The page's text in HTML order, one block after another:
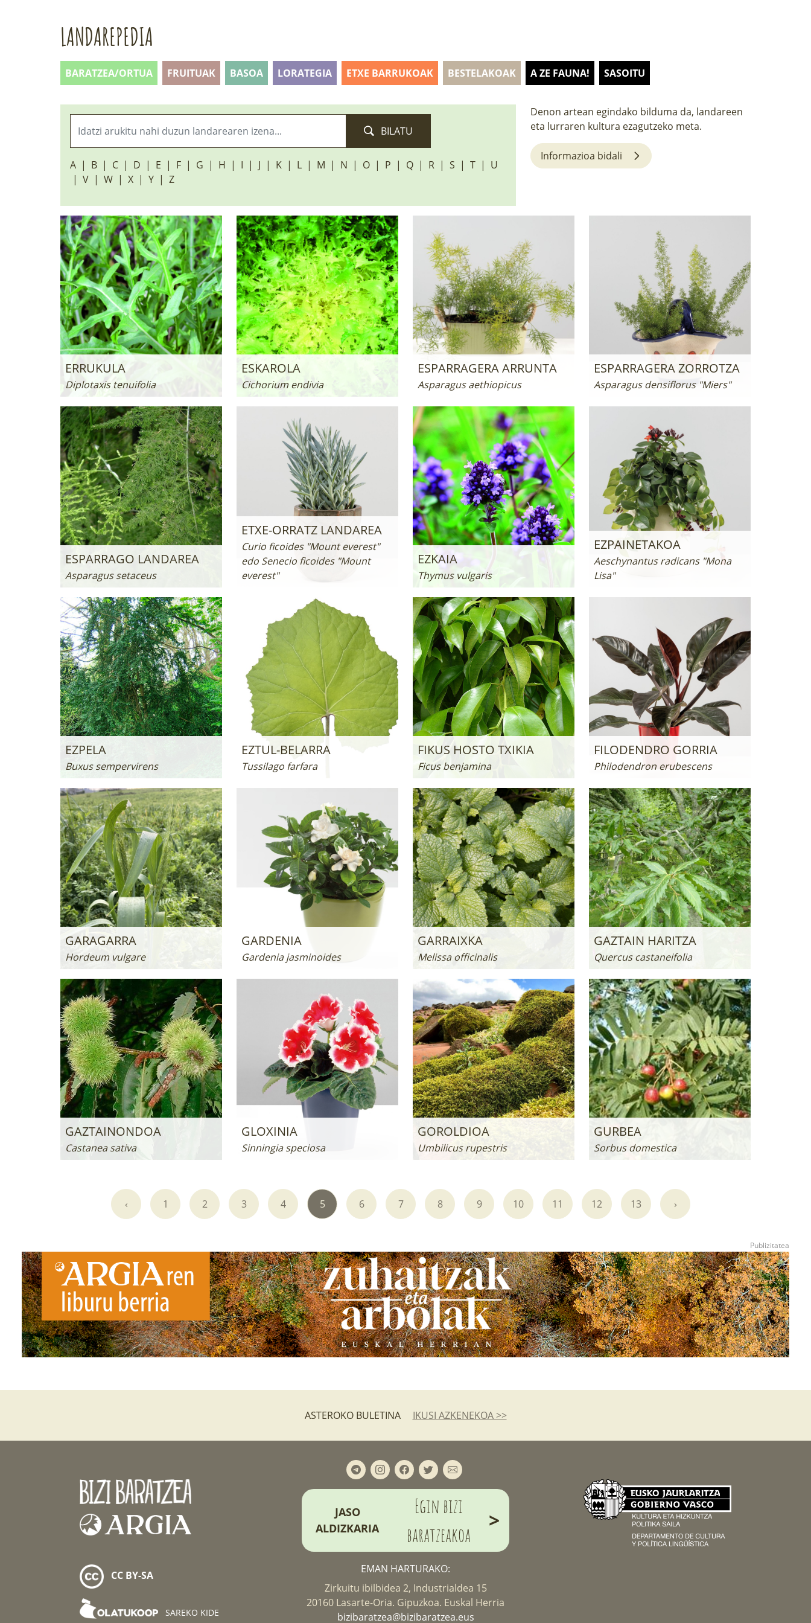
LANDAREPEDIA
BARATZEA/ORTUA FRUITUAK BASOA LORATEGIA ETXE BARRUKOAK BESTELAKOAK A ZE FAUNA! SASOITU
BILATU
A B C D E F G H I J K L M N O P Q R S T
U
V
W X Y Z
Denon artean egindako bilduma da, landareen
eta lurraren kultura ezagutzeko meta.
Informazioa bidali
ERRUKULA
Diplotaxis tenuifolia
ESKAROLA
Cichorium endivia
ESPARRAGERA ARRUNTA
Asparagus aethiopicus
ESPARRAGERA ZORROTZA
Asparagus densiflorus "Miers"
ESPARRAGO LANDAREA
Asparagus setaceus
ETXE-ORRATZ LANDAREA
Curio ficoides "Mount everest"
edo Senecio ficoides "Mount
everest"
EZKAIA
Thymus vulgaris
EZPAINETAKOA
Aeschynantus radicans "Mona
Lisa"
EZPELA
Buxus sempervirens
EZTUL-BELARRA
Tussilago farfara
FIKUS HOSTO TXIKIA
Ficus benjamina
FILODENDRO GORRIA
Philodendron erubescens
GARAGARRA
Hordeum vulgare
GARDENIA
Gardenia jasminoides
GARRAIXKA
Melissa officinalis
GAZTAIN HARITZA
Quercus castaneifolia
GAZTAINONDOA
Castanea sativa
GLOXINIA
Sinningia speciosa
GOROLDIOA
Umbilicus rupestris
GURBEA
Sorbus domestica
‹ 1 2 3 4 5 6 7 8 9 10 11 12 13 ›
ASTEROKO BULETINA IKUSI AZKENEKOA >>
CC BY-SA
SAREKO KIDE
JASO
ALDIZKARIA
Egin bizi
baratzeakoa
>
EMAN HARTURAKO:
Zirkuitu ibilbidea 2, Industrialdea 15
20160 Lasarte-Oria. Gipuzkoa. Euskal Herria
bizibaratzea@bizibaratzea.eus